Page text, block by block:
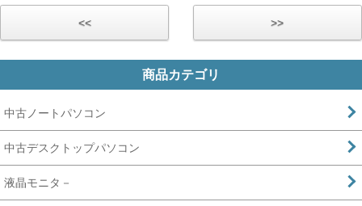
<< >>
商品カテゴリ
中古ノートパソコン
中古デスクトップパソコン
液晶モニタ－